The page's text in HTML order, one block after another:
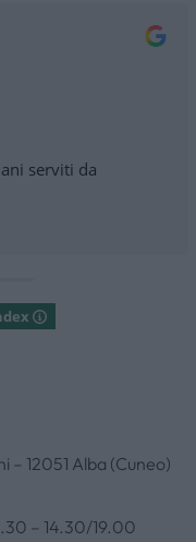
serviti da
– 12051 Alba (Cuneo)
– 14.30/19.00